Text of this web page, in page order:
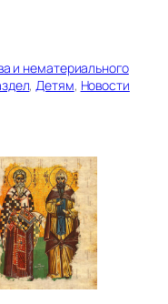
и нематериального
, Детям, Новости